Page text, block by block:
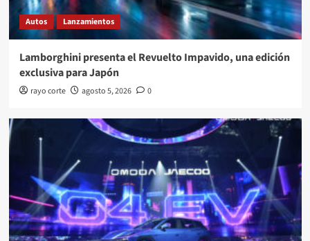
Autos Lanzamientos
Lamborghini presenta el Revuelto Impavido, una edición
exclusiva para Japón
rayo corte agosto 5, 2026 0